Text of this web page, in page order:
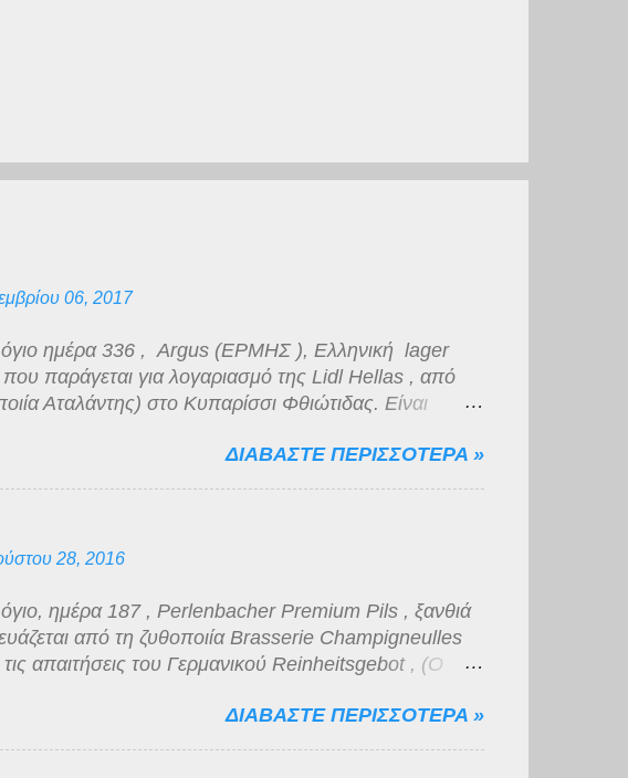
06, 2017
ημέρα 336 , Argus (ΕΡΜΗΣ ), Ελληνική lager
παράγεται για λογαριασμό της Lidl Hellas , από
Αταλάντης) στο Κυπαρίσσι Φθιώτιδας. Είναι
κατηγορίας, όπως και η γεύση της, βυνώδης,
ΔΙΑΒΑΣΤΕ ΠΕΡΙΣΣΟΤΕΡΑ »
28, 2016
ημέρα 187 , Perlenbacher Premium Pils , ξανθιά
από τη ζυθοποιία Brasserie Champigneulles
απαιτήσεις του Γερμανικού Reinheitsgebot , (Ο
αλυσίδα supermarket που δραστηριοποιείται
ΔΙΑΒΑΣΤΕ ΠΕΡΙΣΣΟΤΕΡΑ »